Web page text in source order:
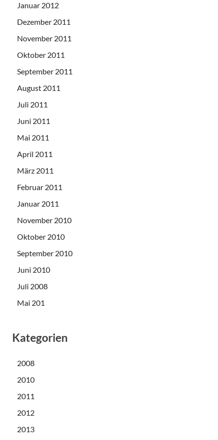
Januar 2012
Dezember 2011
November 2011
Oktober 2011
September 2011
August 2011
Juli 2011
Juni 2011
Mai 2011
April 2011
März 2011
Februar 2011
Januar 2011
November 2010
Oktober 2010
September 2010
Juni 2010
Juli 2008
Mai 201
Kategorien
2008
2010
2011
2012
2013